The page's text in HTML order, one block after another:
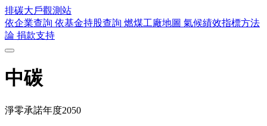
排碳大戶觀測站
依企業查詢 依基金持股查詢 燃煤工廠地圖 氣候績效指標方法
論 捐款支持
中碳
淨零承諾年度2050